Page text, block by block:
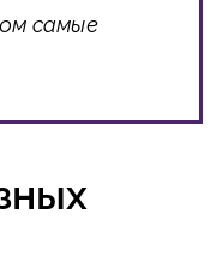
самые